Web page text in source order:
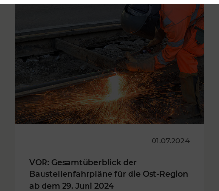
01.07.2024
VOR: Gesamtüberblick der
Baustellenfahrpläne für die Ost-Region
ab dem 29. Juni 2024